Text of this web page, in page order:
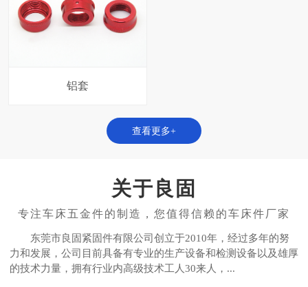
铝套
查看更多+
关于良固
东莞市良固紧固件有限公司创立于2010年，经过多年的努
力和发展，公司目前具备有专业的生产设备和检测设备以及雄厚
的技术力量，拥有行业内高级技术工人30来人，...